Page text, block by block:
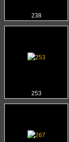
238
253